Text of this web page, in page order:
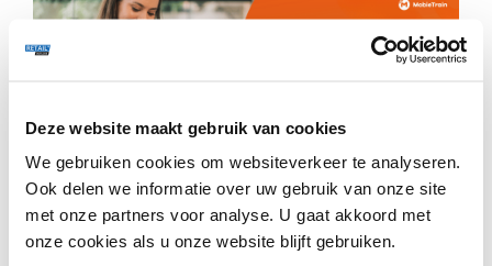
Deze website maakt gebruik van cookies
We gebruiken cookies om websiteverkeer te analyseren.
Ook delen we informatie over uw gebruik van onze site
met onze partners voor analyse. U gaat akkoord met
onze cookies als u onze website blijft gebruiken.
Aanstaande vrijdag lanceert Coolblue zijn nieuwe
winkelconcept in Amsterdam. Het concern breidt zijn
bestaande winkel aan de Gustav Mahlerlaan op de
Amsterdamse Zuidas fors uit. De nieuwe XXL-winkel
wordt maar liefst vijf keer zo groot als de bestaande